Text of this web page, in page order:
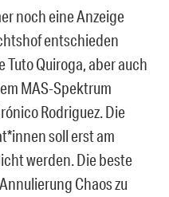
noch eine Anzeige
entschieden
Quiroga, aber auch
MAS-Spektrum
Rodriguez. Die
soll erst am
werden. Die beste
Chaos zu